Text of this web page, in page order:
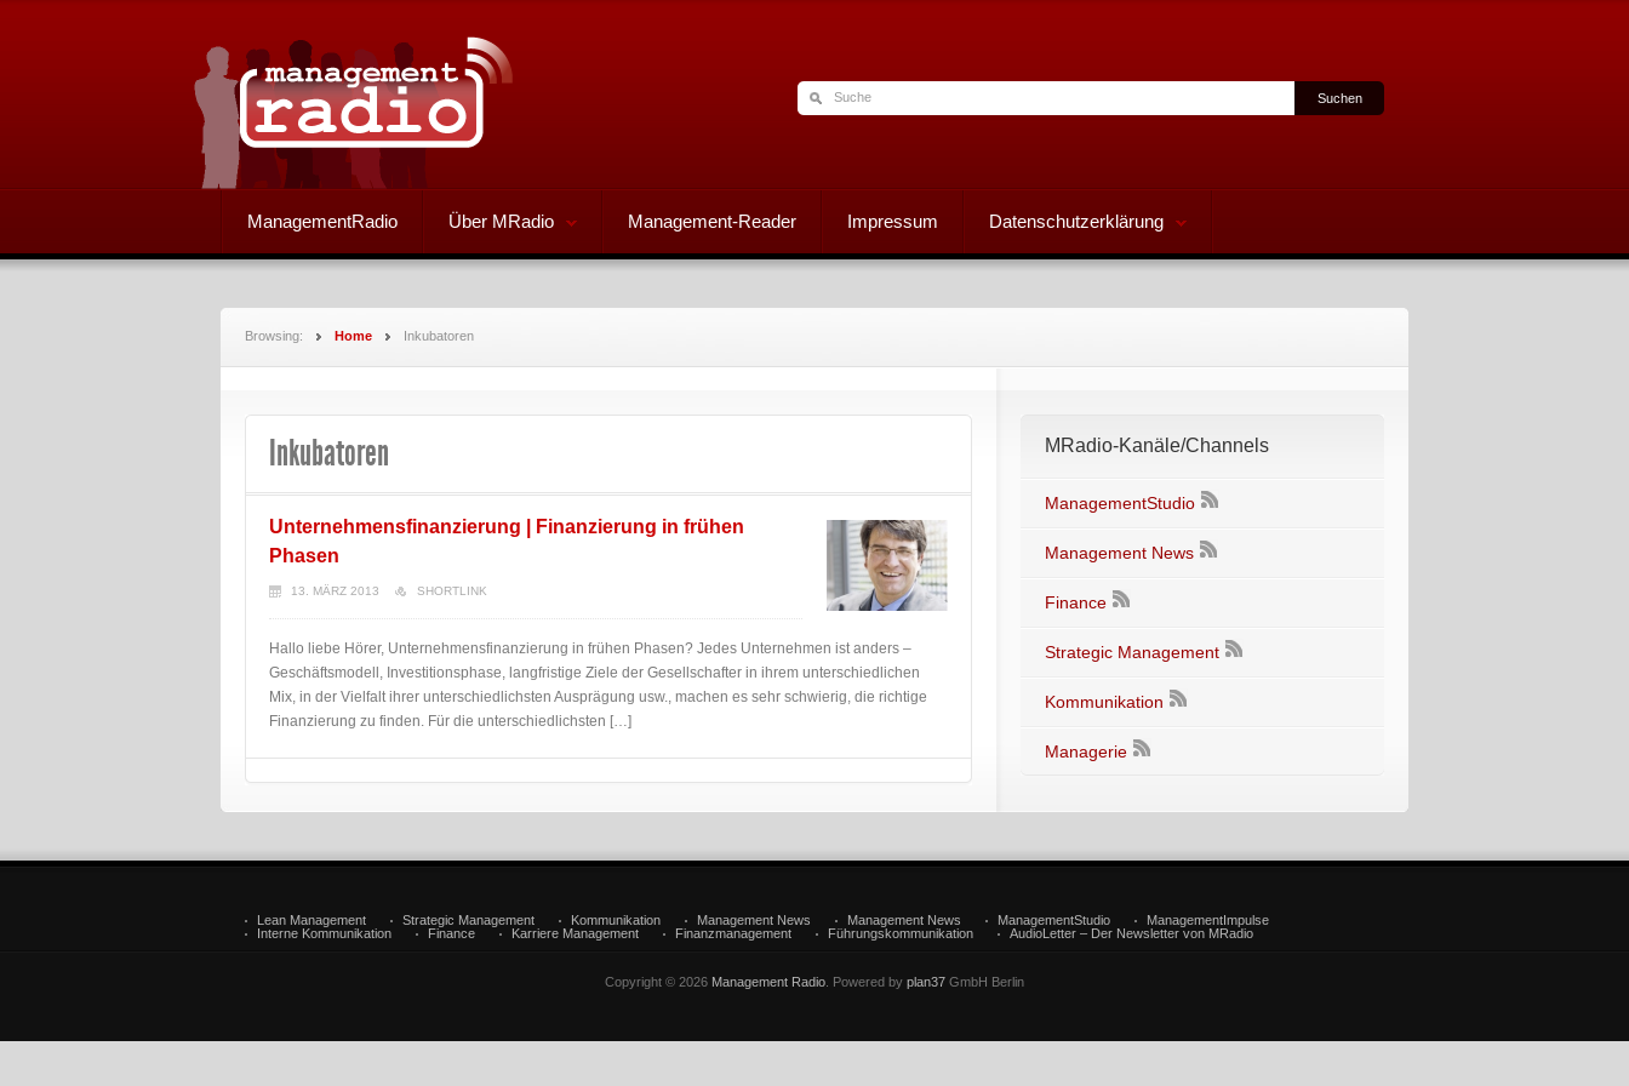
ManagementRadio Über MRadio Management-Reader Impressum Datenschutzerklärung
Browsing: Home Inkubatoren
Inkubatoren
Unternehmensfinanzierung | Finanzierung in frühen
Phasen
13. MÄRZ 2013 SHORTLINK
Hallo liebe Hörer, Unternehmensfinanzierung in frühen Phasen? Jedes Unternehmen ist anders –
Geschäftsmodell, Investitionsphase, langfristige Ziele der Gesellschafter in ihrem unterschiedlichen
Mix, in der Vielfalt ihrer unterschiedlichsten Ausprägung usw., machen es sehr schwierig, die richtige
Finanzierung zu finden. Für die unterschiedlichsten […]
MRadio-Kanäle/Channels
ManagementStudio
Management News
Finance
Strategic Management
Kommunikation
Managerie
Lean Management Strategic Management Kommunikation Management News Management News ManagementStudio
ManagementImpulse
Interne Kommunikation
Finance Karriere Management Finanzmanagement Führungskommunikation AudioLetter – Der Newsletter von MRadio
Copyright © 2026 Management Radio . Powered by plan37 GmbH Berlin